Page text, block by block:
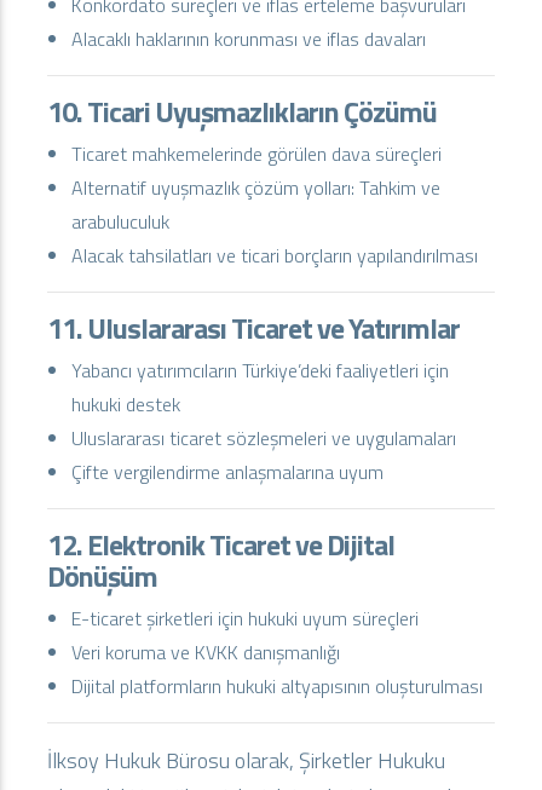
Alacaklı haklarının korunması ve iflas davaları
10. Ticari Uyuşmazlıkların Çözümü
Ticaret mahkemelerinde görülen dava süreçleri
Alternatif uyuşmazlık çözüm yolları: Tahkim ve
arabuluculuk
Alacak tahsilatları ve ticari borçların yapılandırılması
11. Uluslararası Ticaret ve Yatırımlar
Yabancı yatırımcıların Türkiye’deki faaliyetleri için
hukuki destek
Uluslararası ticaret sözleşmeleri ve uygulamaları
Çifte vergilendirme anlaşmalarına uyum
12. Elektronik Ticaret ve Dijital
Dönüşüm
E-ticaret şirketleri için hukuki uyum süreçleri
Veri koruma ve KVKK danışmanlığı
Dijital platformların hukuki altyapısının oluşturulması
İlksoy Hukuk Bürosu olarak, Şirketler Hukuku